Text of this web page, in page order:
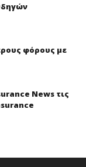
φόρους με
News τις